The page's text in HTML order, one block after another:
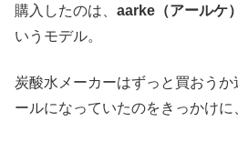
購入したのは、 aarke（アールケ
いうモデル。
炭酸水メーカーはずっと買おう
ールになっていたのをきっかけに